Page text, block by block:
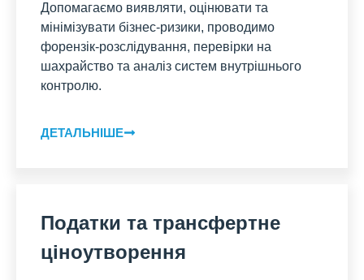
Допомагаємо виявляти, оцінювати та
мінімізувати бізнес-ризики, проводимо
форензік-розслідування, перевірки на
шахрайство та аналіз систем внутрішнього
контролю.
ДЕТАЛЬНІШЕ
Податки та трансфертне
ціноутворення